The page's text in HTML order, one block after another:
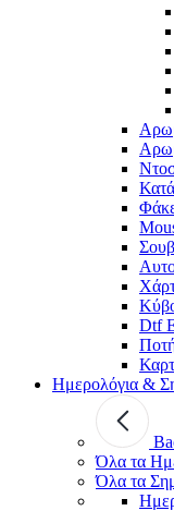
Dtf
Ημερολόγια &
Όλα τα
Όλα τα